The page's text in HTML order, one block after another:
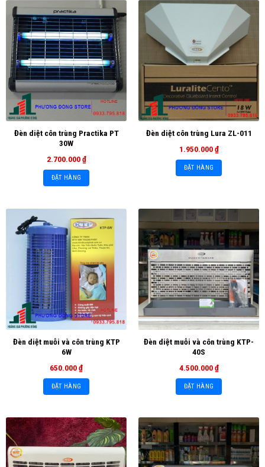
Đèn diệt côn trùng Practika PT
30W
2.700.000₫
ĐẶT HÀNG
Đèn diệt côn trùng Lura ZL-011
1.950.000₫
ĐẶT HÀNG
Đèn diệt muỗi và côn trùng KTP
6W
650.000₫
ĐẶT HÀNG
Đèn diệt muỗi và côn trùng KTP-
40S
4.500.000₫
ĐẶT HÀNG